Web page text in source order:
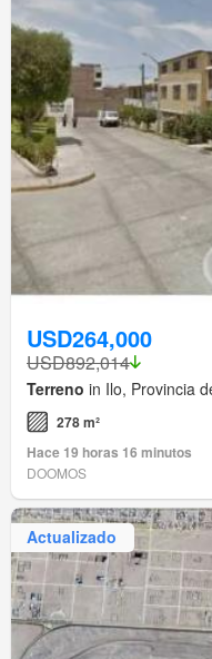
USD264,000
USD892,014
Terreno in Ilo, Provincia
278 m²
Hace 19 horas 16 minutos
DOOMOS
Actualizado